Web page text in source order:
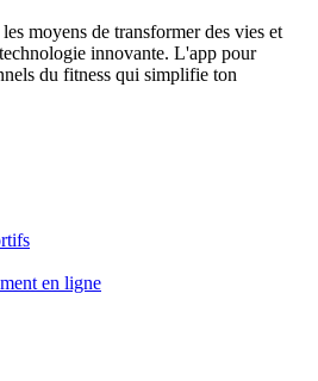
moyens de transformer des vies et
innovante. L'app pour
du fitness qui simplifie ton
en ligne